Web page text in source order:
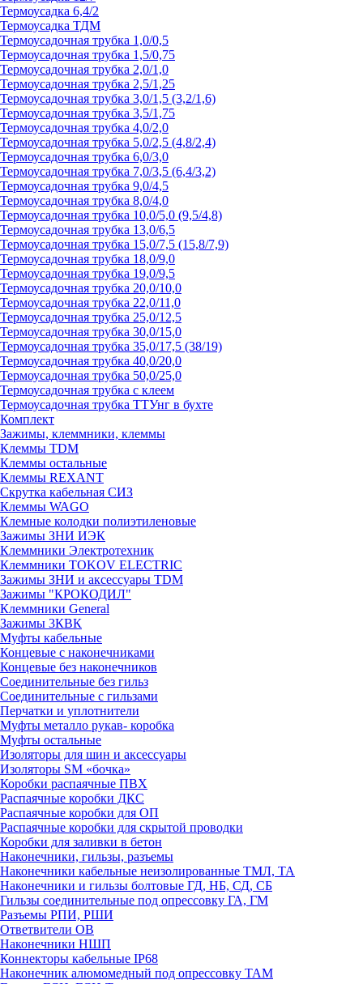
Термоусадка 6,4/2
Термоусадка ТДМ
Термоусадочная трубка 1,0/0,5
Термоусадочная трубка 1,5/0,75
Термоусадочная трубка 2,0/1,0
Термоусадочная трубка 2,5/1,25
Термоусадочная трубка 3,0/1,5 (3,2/1,6)
Термоусадочная трубка 3,5/1,75
Термоусадочная трубка 4,0/2,0
Термоусадочная трубка 5,0/2,5 (4,8/2,4)
Термоусадочная трубка 6,0/3,0
Термоусадочная трубка 7,0/3,5 (6,4/3,2)
Термоусадочная трубка 9,0/4,5
Термоусадочная трубка 8,0/4,0
Термоусадочная трубка 10,0/5,0 (9,5/4,8)
Термоусадочная трубка 13,0/6,5
Термоусадочная трубка 15,0/7,5 (15,8/7,9)
Термоусадочная трубка 18,0/9,0
Термоусадочная трубка 19,0/9,5
Термоусадочная трубка 20,0/10,0
Термоусадочная трубка 22,0/11,0
Термоусадочная трубка 25,0/12,5
Термоусадочная трубка 30,0/15,0
Термоусадочная трубка 35,0/17,5 (38/19)
Термоусадочная трубка 40,0/20,0
Термоусадочная трубка 50,0/25,0
Термоусадочная трубка с клеем
Термоусадочная трубка ТТУнг в бухте
Комплект
Зажимы, клеммники, клеммы
Клеммы TDM
Клеммы остальные
Клеммы REXANT
Скрутка кабельная СИЗ
Клеммы WAGO
Клемные колодки полиэтиленовые
Зажимы ЗНИ ИЭК
Клеммники Электротехник
Клеммники TOKOV ELECTRIC
Зажимы ЗНИ и аксессуары TDM
Зажимы "КРОКОДИЛ"
Клеммники General
Зажимы 3КВК
Муфты кабельные
Концевые с наконечниками
Концевые без наконечников
Соединительные без гильз
Соединительные с гильзами
Перчатки и уплотнители
Муфты металло рукав- коробка
Муфты остальные
Изоляторы для шин и аксессуары
Изоляторы SM «бочка»
Коробки распаячные ПВХ
Распаячные коробки ДКС
Распаячные коробки для ОП
Распаячные коробки для скрытой проводки
Коробки для заливки в бетон
Наконечники, гильзы, разъемы
Наконечники кабельные неизолированные ТМЛ, ТА
Наконечники и гильзы болтовые ГД, НБ, СД, СБ
Гильзы соединительные под опрессовку ГА, ГМ
Разъемы РПИ, РШИ
Ответвители ОВ
Наконечники НШП
Коннекторы кабельные IP68
Наконечник алюмомедный под опрессовку ТАМ